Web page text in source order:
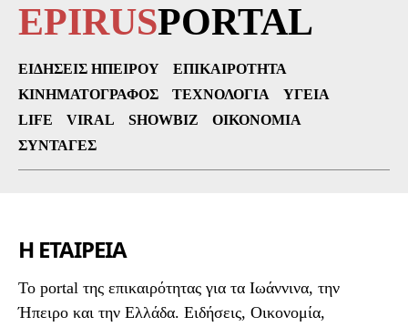
EPIRUSPORTAL
ΕΙΔΉΣΕΙΣ ΗΠΕΊΡΟΥ
ΕΠΙΚΑΙΡΌΤΗΤΑ
ΚΙΝΗΜΑΤΟΓΡΆΦΟΣ
ΤΕΧΝΟΛΟΓΊΑ
ΥΓΕΊΑ
LIFE
VIRAL SHOWBIZ
ΟΙΚΟΝΟΜΊΑ
ΣΥΝΤΑΓΈΣ
Η ΕΤΑΙΡΕΙΑ
To portal της επικαιρότητας για τα Ιωάννινα, την
Ήπειρο και την Ελλάδα. Ειδήσεις, Οικονομία,